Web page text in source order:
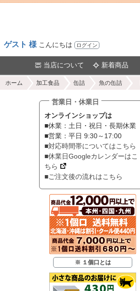
ゲスト 様 こんにちは ログイン
当店について 新着商品
ホーム 加工食品 缶詰 魚の缶詰
営業日・休業日
オンラインショップは
■休業：土日・祝日・長期休業
■営業：平日 9:30～17:00
■対応時間帯についてはこちら
■休業日Googleカレンダーはこ
ちら
■ご注文後の流れはこちら
※ １個口とは